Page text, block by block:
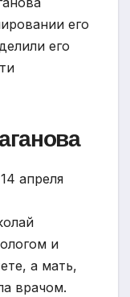
его
его
апреля
и
а мать,
врачом.